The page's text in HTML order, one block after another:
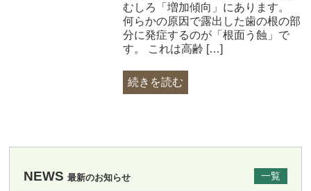
むしろ「増加傾向」にあります。
何らかの原因で露出した歯の根の部
分に発症するのが「根面う蝕」で
す。 これは高齢 […]
続きを読む
NEWS 最新のお知らせ 一覧